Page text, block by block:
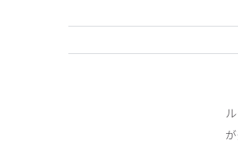
工業洗濯対応のせいでしょ